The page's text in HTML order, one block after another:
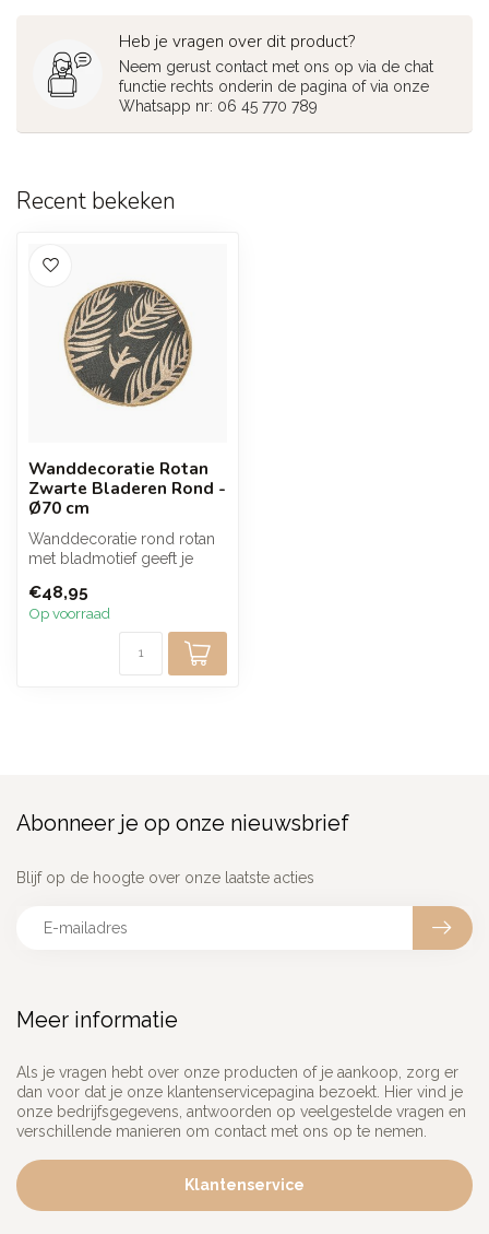
Heb je vragen over dit product?
Neem gerust contact met ons op via de chat
functie rechts onderin de pagina of via onze
Whatsapp nr: 06 45 770 789
Recent bekeken
Wanddecoratie Rotan
Zwarte Bladeren Rond -
Ø70 cm
Wanddecoratie rond rotan
met bladmotief geeft je
en n...
€48,95
Op voorraad
Meer informatie
Als je vragen hebt over onze producten of je aankoop, zorg er
dan voor dat je onze klantenservicepagina bezoekt. Hier vind je
onze bedrijfsgegevens, antwoorden op veelgestelde vragen en
verschillende manieren om contact met ons op te nemen.
Klantenservice
Abonneer je op onze nieuwsbrief
Blijf op de hoogte over onze laatste acties